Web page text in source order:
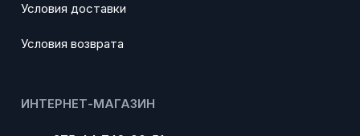
Условия доставки
Условия возврата
ИНТЕРНЕТ-МАГАЗИН